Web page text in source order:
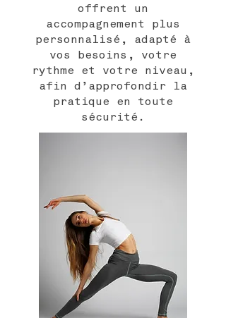
offrent un
accompagnement plus
personnalisé, adapté à
vos besoins, votre
rythme et votre niveau,
afin d’approfondir la
pratique en toute
sécurité.